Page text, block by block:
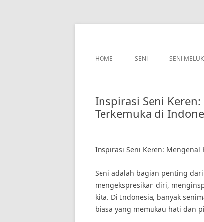
Skip
HOME SENI SENI
Inspirasi Seni
Terkemuka di
Inspirasi Seni Keren: Mengenal
Seni adalah bagian penting
mengekspresikan diri,
kita. Di Indonesia, banyak
biasa yang memukau hati dan